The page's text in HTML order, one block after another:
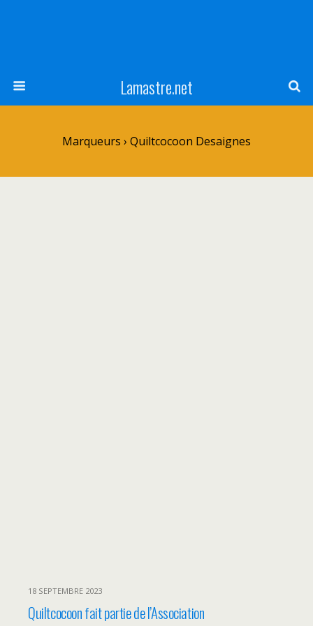
Lamastre.net
Marqueurs › Quiltcocoon Desaignes
18 SEPTEMBRE 2023
Quiltcocoon fait partie de l’Association